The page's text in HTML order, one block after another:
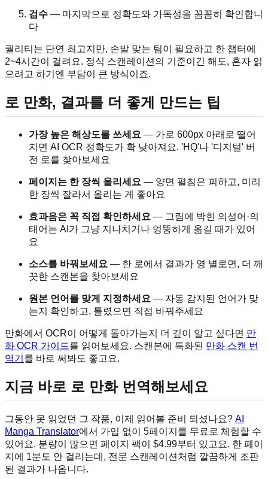
검수 — 마지막으로 정확도와 가독성을 꼼꼼히 확인합니
다
퀄리티는 단연 최고지만, 손발 맞는 팀이 필요하고 한 챕터에
2~4시간이 걸려요. 정식 스캔레이션의 기준이긴 해도, 혼자 읽
으려고 하기엔 부담이 큰 방식이죠.
로 만화, 결과를 더 좋게 만드는 팁
가장 높은 해상도를 쓰세요 — 가로 600px 아래로 떨어
지면 AI OCR 정확도가 확 낮아져요. 'HQ'나 '디지털' 버
전 로를 찾아보세요
페이지는 한 장씩 올리세요 — 양면 펼침은 피하고, 미리
한 장씩 잘라서 올리는 게 좋아요
효과음은 꼭 직접 확인하세요 — 그림에 박힌 의성어·의
태어는 AI가 그냥 지나치거나 엉뚱하게 옮길 때가 있어
요
소스를 바꿔보세요 — 한 로에서 결과가 영 별로면, 더 깨
끗한 스캔본을 찾아보세요
원본 언어를 맞게 지정하세요 — 자동 감지된 언어가 맞
는지 확인하고, 틀렸으면 직접 바꿔주세요
만화에서 OCR이 어떻게 돌아가는지 더 깊이 알고 싶다면 만
화 OCR 가이드를 읽어보세요. 스캔본에 특화된 만화 스캔 번
역기 를 바로 써봐도 좋고요.
지금 바로 로 만화 번역해보세요
그동안 못 읽었던 그 작품, 이제 읽어볼 준비 되셨나요? AI
Manga Translator에서 가입 없이 5페이지를 무료로 체험할 수
있어요. 분량이 많으면 페이지 팩이 $4.99부터 있고요. 한 페이
지에 1분도 안 걸리는데, 전문 스캔레이션처럼 깔끔하게 조판
된 결과가 나옵니다.